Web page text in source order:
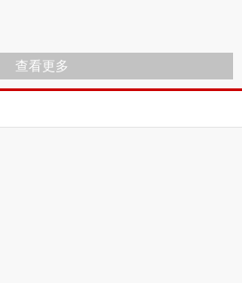
查看更多